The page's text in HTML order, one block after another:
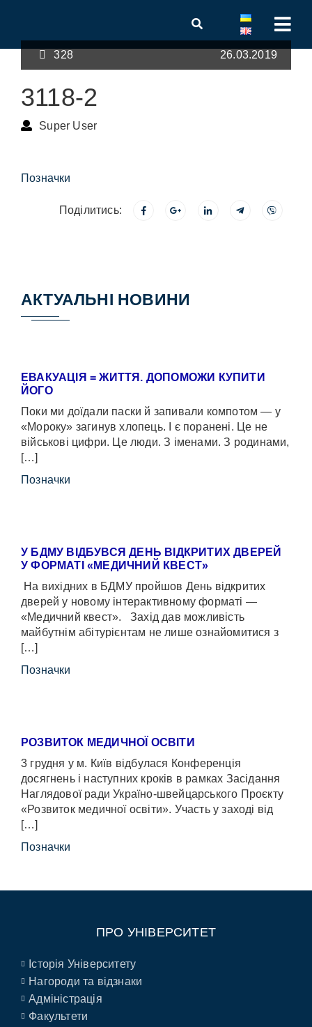
328 26.03.2019
3118-2
Super User
Позначки
Поділитись:
АКТУАЛЬНІ НОВИНИ
ЕВАКУАЦІЯ = ЖИТТЯ. ДОПОМОЖИ КУПИТИ
ЙОГО
Поки ми доїдали паски й запивали компотом — у
«Мороку» загинув хлопець. І є поранені. Це не
військові цифри. Це люди. З іменами. З родинами,
[…]
Позначки
У БДМУ ВІДБУВСЯ ДЕНЬ ВІДКРИТИХ ДВЕРЕЙ
У ФОРМАТІ «МЕДИЧНИЙ КВЕСТ»
На вихідних в БДМУ пройшов День відкритих
дверей у новому інтерактивному форматі —
«Медичний квест». Захід дав можливість
майбутнім абітурієнтам не лише ознайомитися з
[…]
Позначки
РОЗВИТОК МЕДИЧНОЇ ОСВІТИ
3 грудня у м. Київ відбулася Конференція
досягнень і наступних кроків в рамках Засідання
Наглядової ради Україно-швейцарського Проєкту
«Розвиток медичної освіти». Участь у заході від
[…]
Позначки
ПРО УНІВЕРСИТЕТ
Історія Університету
Нагороди та відзнаки
Адміністрація
Факультети